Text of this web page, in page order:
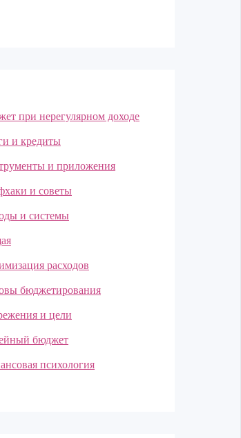
при нерегулярном доходе
и кредиты
и приложения
и советы
и системы
расходов
бюджетирования
и цели
бюджет
психология